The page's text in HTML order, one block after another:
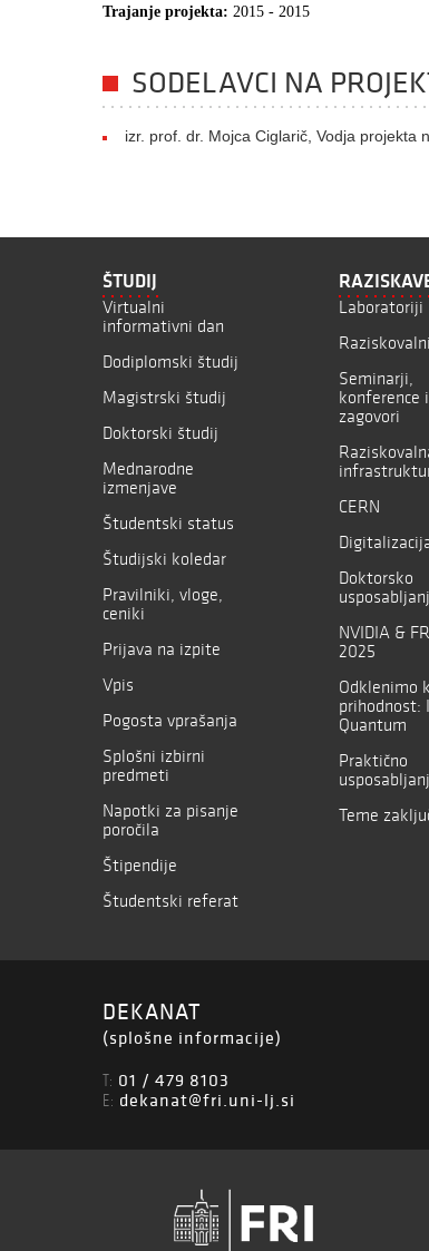
Trajanje projekta: 2015 - 2015
SODELAVCI NA
izr. prof. dr. Mojca Ciglarič, Vodja projekta
ŠTUDIJ
Virtualni
informativni dan
Dodiplomski študij
Magistrski študij
Doktorski študij
Mednarodne
izmenjave
Študentski status
Študijski koledar
Pravilniki, vloge,
ceniki
Prijava na izpite
Vpis
Pogosta vprašanja
Splošni izbirni
predmeti
Napotki za pisanje
poročila
Štipendije
Študentski referat
Laboratoriji
Seminarji,
konference
zagovori
CERN
Doktorsko
NVIDIA &
2025
Odklenimo
prihodnost:
Quantum
Praktično
Teme
DEKANAT
(splošne informacije)
T: 01 / 479 8103
E: dekanat@fri.uni-lj.si